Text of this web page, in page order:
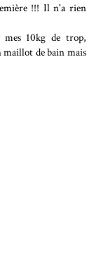
!!! Il n'a rien
10kg de trop,
maillot de bain mais